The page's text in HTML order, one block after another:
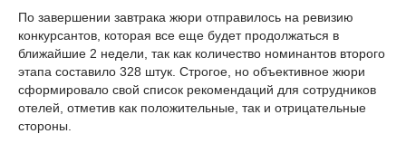
По завершении завтрака жюри отправилось на ревизию
конкурсантов, которая все еще будет продолжаться в
ближайшие 2 недели, так как количество номинантов второго
этапа составило 328 штук. Строгое, но объективное жюри
сформировало свой список рекомендаций для сотрудников
отелей, отметив как положительные, так и отрицательные
стороны.